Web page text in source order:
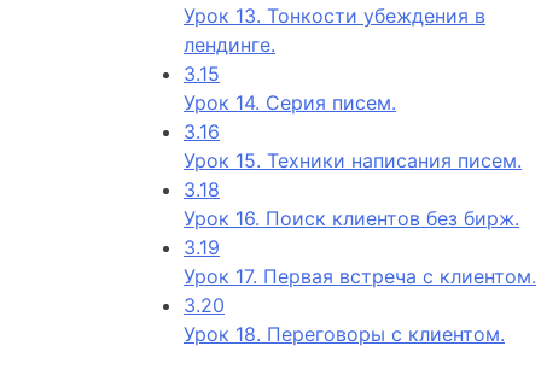
Урок 13. Тонкости убеждения в
лендинге.
3.15
Урок 14. Серия писем.
3.16
Урок 15. Техники написания писем.
3.18
Урок 16. Поиск клиентов без бирж.
3.19
Урок 17. Первая встреча с клиентом.
3.20
Урок 18. Переговоры с клиентом.